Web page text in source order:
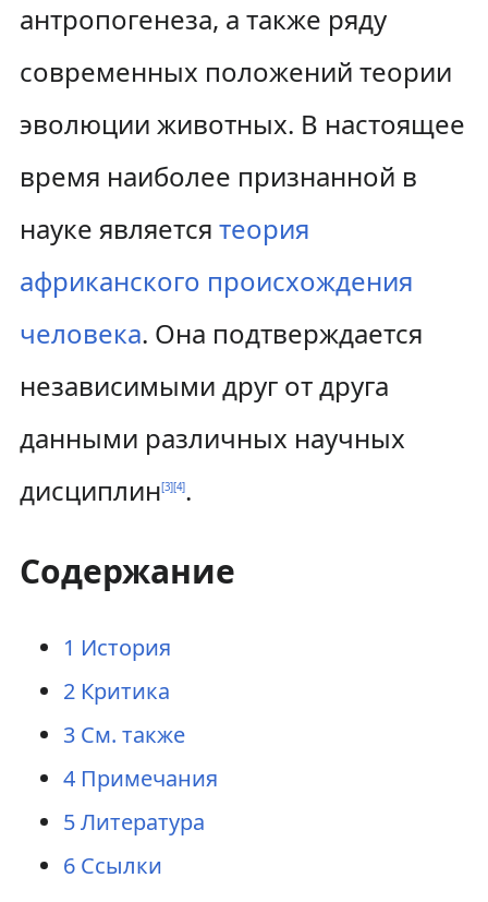
антропогенеза, а также ряду
современных положений теории
эволюции животных. В настоящее
время наиболее признанной в
науке является теория
африканского происхождения
человека. Она подтверждается
независимыми друг от друга
данными различных научных
дисциплин[3][4].
Содержание
1 История
2 Критика
3 См. также
4 Примечания
5Литература
6 Ссылки